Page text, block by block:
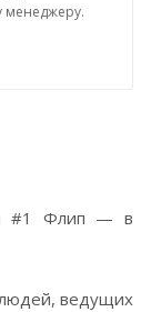
менеджеру.
#1 Флип — в
ведущих